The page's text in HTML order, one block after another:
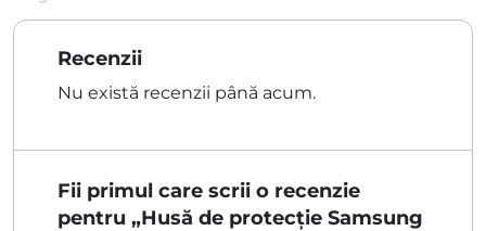
Recenzii
Nu există recenzii până acum.
Fii primul care scrii o recenzie
pentru „Husă de protecție Samsung